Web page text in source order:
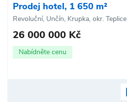
Prodej hotel, 1 650 m²
Revoluční, Unčín, Krupka, okr. Teplice
26 000 000 Kč
Nabídněte cenu